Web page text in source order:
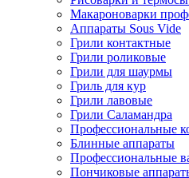
Макароноварки
Аппараты Sous Vide
Грили контактные
Грили роликовые
Грили для шаурмы
Гриль для кур
Грили лавовые
Грили Саламандра
Профессиональные
Блинные аппараты
Профессиональные
Пончиковые